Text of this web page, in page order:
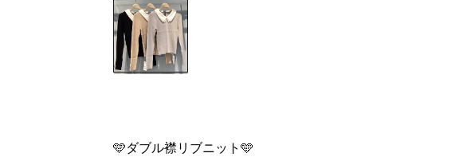
🩵ダブル襟リブニット🩵